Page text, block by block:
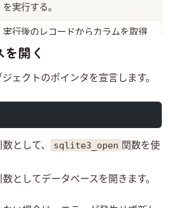
SQLを実行する。
実行後のレコードからカラムを取得
する。
ステートメントを削除する。
開く
ェクトのポインタを宣言します。
として、 sqlite3_open 関数を使
としてデータベースを開きます。